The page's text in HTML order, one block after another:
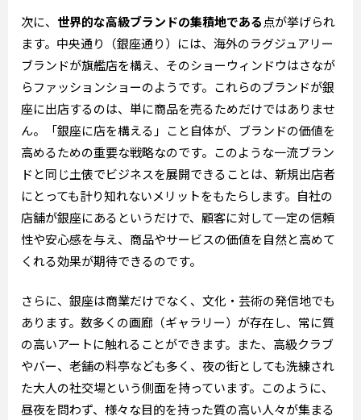
次に、 世界的な高級ブランドの集積地である点が挙げられ
ます。中央通り（銀座通り）には、海外のラグジュアリー
ブランドが旗艦店を構え、そのショーウィンドウはさなが
らファッションショーのようです。これらのブランドが銀
座に出店するのは、単に商品を売るためだけではありませ
ん。「銀座に店を構える」こと自体が、ブランドの価値を
高めるための重要な戦略なのです。このような一流ブラン
ドと同じ土俵でビジネスを展開できることは、新規出店者
にとっても計り知れないメリットをもたらします。自社の
店舗が銀座にあるというだけで、顧客に対して一定の信頼
性や安心感を与え、商品やサービスの価値を自然と高めて
くれる効果が期待できるのです。
さらに、銀座は商業だけでなく、文化・芸術の発信地でも
あります。数多くの画廊（ギャラリー）が存在し、常に質
の高いアートに触れることができます。また、高級クラブ
やバー、老舗の料亭なども多く、夜の街としても洗練され
た大人の社交場という側面を持っています。このように、
昼夜を問わず、様々な目的を持った質の高い人々が集まる